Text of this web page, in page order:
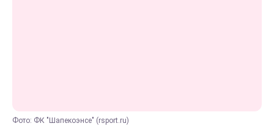
Фото: ФК "Шапекоэнсе" (rsport.ru)